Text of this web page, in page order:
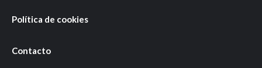
Política de cookies
Contacto